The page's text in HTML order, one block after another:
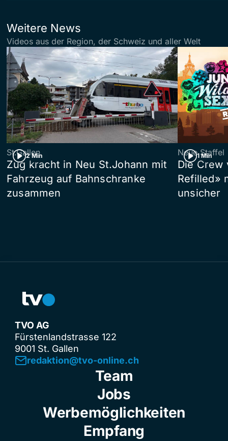
Weitere News
Videos aus der Region, der Schweiz und aller Welt
2 Min
St.Gallen
Zug kracht in Neu St.Johann mit
Fahrzeug auf Bahnschranke
zusammen
1 Min
Neue Staffel
Die Crew
Refilled»
unsicher
TVO AG
Fürstenlandstrasse 122
9001 St. Gallen
redaktion@tvo-online.ch
Team
Jobs
Werbemöglichkeiten
Empfang